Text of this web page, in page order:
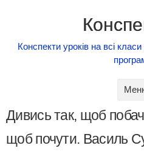
Конспекти уроків на всі
Дивись так, щоб
щоб почути. Василь